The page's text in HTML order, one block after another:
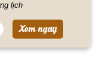
lịch